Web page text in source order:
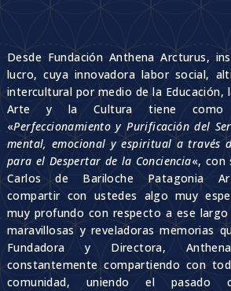
Desde Fundación Anthena Arcturus,
lucro, cuya innovadora labor social,
intercultural por medio de la Educación,
Arte y la Cultura tiene como
«Perfeccionamiento y Purificación del
mental, emocional y espiritual a través
para el Despertar de la Conciencia«, con
Carlos de Bariloche Patagonia
compartir con ustedes algo muy
muy profundo con respecto a ese
maravillosas y reveladoras memorias
Fundadora y Directora,
constantemente compartiendo con
comunidad, uniendo el